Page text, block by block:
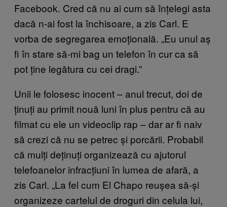
Facebook. Cred că nu ai cum să înțelegi asta
dacă n-ai fost la închisoare, a zis Carl. E
vorba de segregarea emoțională. „Eu unul aș
fi în stare să-mi bag un telefon în cur ca să
pot ține legătura cu cei dragi.”
Unii le folosesc inocent – anul trecut, doi de
ținuți au primit nouă luni în plus pentru că au
filmat cu ele un videoclip rap – dar ar fi naiv
să crezi că nu se petrec și porcării. Probabil
că mulți deținuți organizează cu ajutorul
telefoanelor infracțiuni în lumea de afară, a
zis Carl. „La fel cum El Chapo reușea să-și
organizeze cartelul de droguri din celula lui,